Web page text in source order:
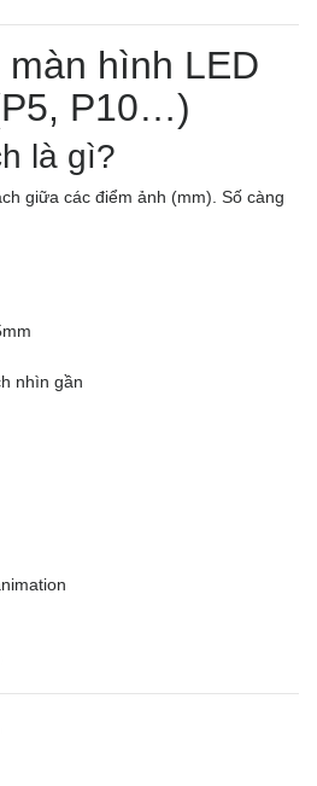
hình LED
P10…)
là gì?
giữa các điểm ảnh (mm). Số càng
nhìn gần